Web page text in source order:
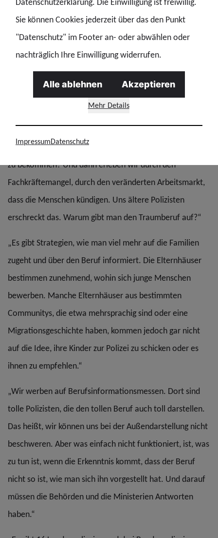
Nachwuchs
„(…) Warum verlieren wir mehr Menschen in der
Ausbildung? Das liegt teils an schlechter schulischer
großen Knacks. Ich sage mal vorsichtig, wenn man alles
einmal gesehen und erlebt hat, kommt die Erkenntnis:
Das soll ich jetzt noch 40 Jahre machen, um eine Pension
zu bekommen? Und dann erleben wir durch den
Fachkräftemangel, durch den veränderten Arbeitsmarkt,
dass die Menschen kündigen. Uns ältere Polizisten
erschreckt das. Warum gibt man den Traumberuf auf?“
„Es gibt Strategien, wie man viel mehr auf die Familien
zugeht und über den Beruf informiert. Die Elternhäuser
bestimmen zunehmend, wohin sich junge Menschen
bewerben. Manche Elternhäuser aus bestimmten
Communitys, die etwa mehrsprachig sind oder eine
Migrationsgeschichte haben, kommen jedoch gar nicht
auf die Idee, ihre Kinder zur Polizei zu schicken oder es
ihnen zu empfehlen.“
„Wir werben auf Berufsinformationsmessen. Dort sind
tolle Polizisten, die den tollen Beruf auch toll darstellen.
Das heißt, wir können uns bei der Außendarstellung nicht
beschweren. Aber was einfach nicht funktioniert, ist, was
zu tun ist, wenn die Erkenntnis kommt, dass der Beruf
nicht so ist, wie man sich ihn vorgestellt hat. Und darauf
müssen die Behörden und die Ministerien Antworten
haben.“
Sie können Cookies jederzeit über das den Punkt
"Datenschutz" im Footer an- oder abwählen oder
nachträglich Ihre Einwilligung widerrufen.
Mehr Details
Alle ablehnen Akzeptieren
ImpressumDatenschutz